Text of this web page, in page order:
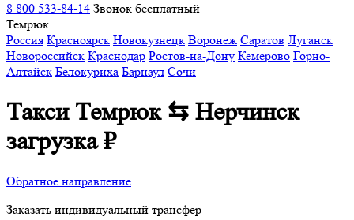
8 800 533-84-14 Звонок бесплатный
Темрюк
Россия Красноярск Новокузнецк Воронеж Саратов Луганск
Новороссийск Краснодар Ростов-на-Дону Кемерово Горно-
Алтайск Белокуриха Барнаул Сочи
Такси Темрюк ⇆ Нерчинск
загрузка₽
Обратное направление
Заказать индивидуальный трансфер